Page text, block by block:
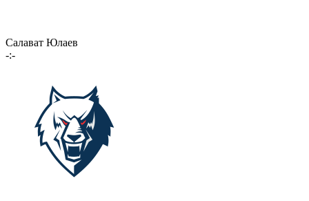
Салават Юлаев
-:-